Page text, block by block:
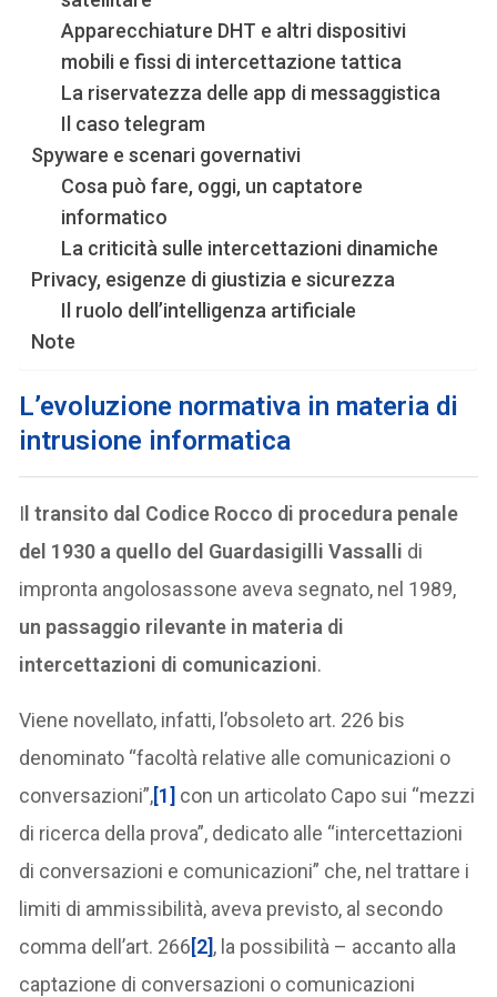
Apparecchiature DHT e altri dispositivi
mobili e fissi di intercettazione tattica
La riservatezza delle app di messaggistica
Il caso telegram
Spyware e scenari governativi
Cosa può fare, oggi, un captatore
informatico
La criticità sulle intercettazioni dinamiche
Privacy, esigenze di giustizia e sicurezza
Il ruolo dell’intelligenza artificiale
Note
L’evoluzione normativa in materia di
intrusione informatica
Il transito dal Codice Rocco di procedura penale
del 1930 a quello del Guardasigilli Vassalli di
impronta angolosassone aveva segnato, nel 1989,
un passaggio rilevante in materia di
intercettazioni di comunicazioni.
Viene novellato, infatti, l’obsoleto art. 226 bis
denominato “facoltà relative alle comunicazioni o
conversazioni”,[1] con un articolato Capo sui “mezzi
di ricerca della prova”, dedicato alle “intercettazioni
di conversazioni e comunicazioni” che, nel trattare i
limiti di ammissibilità, aveva previsto, al secondo
comma dell’art. 266[2], la possibilità – accanto alla
captazione di conversazioni o comunicazioni